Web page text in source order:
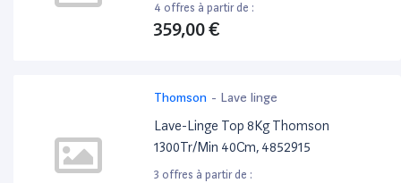
4 offres à partir de :
359,00 €
Thomson - Lave linge
Lave-Linge Top 8Kg Thomson
1300Tr/Min 40Cm, 4852915
3 offres à partir de :